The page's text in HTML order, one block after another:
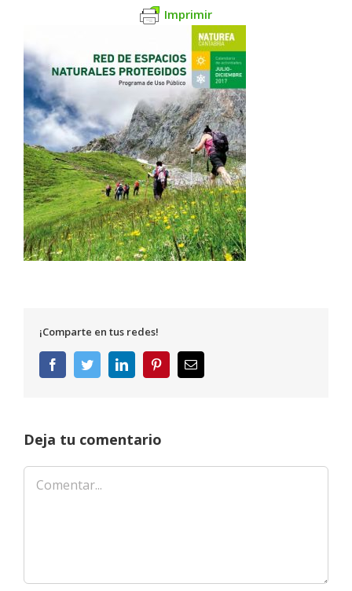
Imprimir
¡Comparte en tus redes!
FacebookTwitterLinkedInPinterestCorreo
electrónico
Deja tu comentario
Comentar